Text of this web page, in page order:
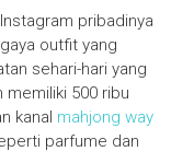
pribadinya
outfit yang
sehari-hari yang
memiliki 500 ribu
kanal mahjong way
parfume dan